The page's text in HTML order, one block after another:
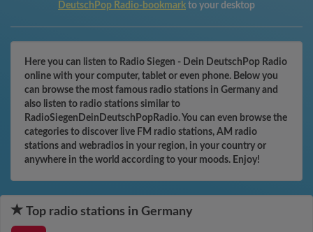
DeutschPop Radio-bookmark to your desktop
Here you can listen to Radio Siegen - Dein DeutschPop Radio
online with your computer, tablet or even phone. Below you
can browse the most famous radio stations in Germany and
also listen to radio stations similar to
RadioSiegenDeinDeutschPopRadio. You can even browse the
categories to discover live FM radio stations, AM radio
stations and webradios in your region, in your country or
anywhere in the world according to your moods. Enjoy!
Top radio stations in Germany